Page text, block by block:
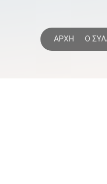
κυρίως
περιεχόμενο
ΑΡΧΗ Ο